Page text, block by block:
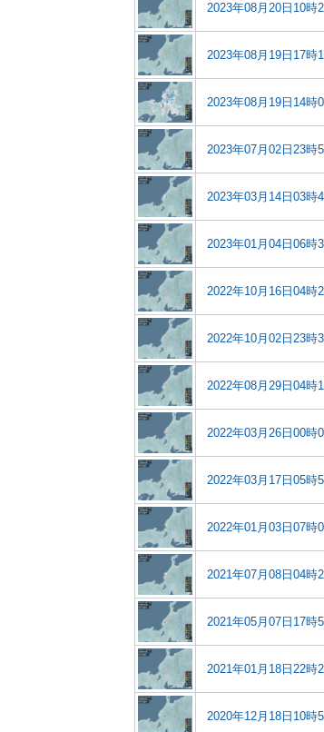
2023年08月20日10時
2023年08月19日17時
2023年08月19日14時
2023年07月02日23時
2023年03月14日03時
2023年01月04日06時
2022年10月16日04時
2022年10月02日23時
2022年08月29日04時
2022年03月26日00時
2022年03月17日05時
2022年01月03日07時
2021年07月08日04時
2021年05月07日17時
2021年01月18日22時
2020年12月18日10時